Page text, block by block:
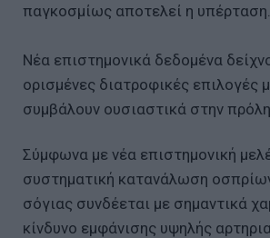
παγκοσμίως αποτελεί η υπέρταση.
Νέα επιστημονικά δεδομένα
ορισμένες διατροφικές επιλογές
συμβάλουν ουσιαστικά στην
Σύμφωνα με νέα επιστημονική
συστηματική κατανάλωση
σόγιας συνδέεται με σημαντικά
κίνδυνο εμφάνισης υψηλής